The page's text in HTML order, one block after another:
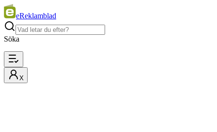
eReklamblad
Söka
X